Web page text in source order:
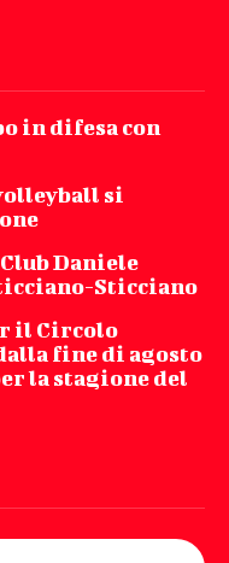
in difesa con
si
Daniele
Sticciano
il Circolo
fine di agosto
la stagione del